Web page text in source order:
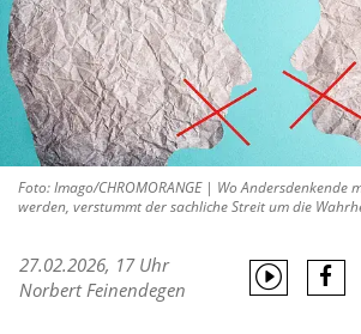
Foto: Imago/CHROMORANGE | Wo Andersdenkende
werden, verstummt der sachliche Streit um die
27.02.2026, 17 Uhr
Norbert Feinendegen